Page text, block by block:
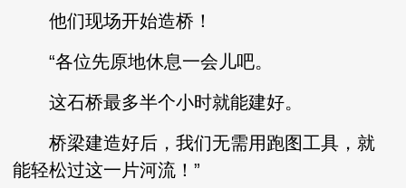
他们现场开始造桥！
“各位先原地休息一会儿吧。
这石桥最多半个小时就能建好。
桥梁建造好后，我们无需用跑图工具，就
能轻松过这一片河流！”